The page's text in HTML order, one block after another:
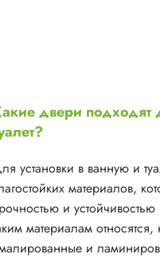
двери подходят
установки в ванную и
материалов,
и
материалам
и